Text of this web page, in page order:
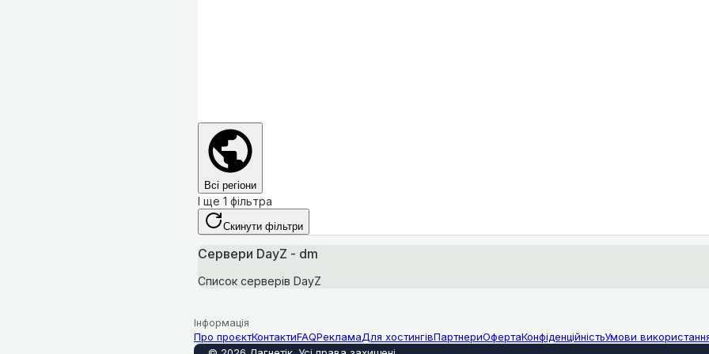
Всі регіони
І ще 1 фільтра
Скинути фільтри
Сервери DayZ - dm
Список серверів DayZ
Інформація
Про проєктКонтактиFAQРекламаДля хостингівПартнериОфертаКонфіденційністьУмови